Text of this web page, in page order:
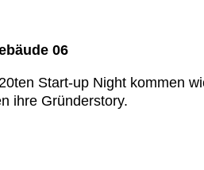
06
Start-up Night kommen
ihre Gründerstory.